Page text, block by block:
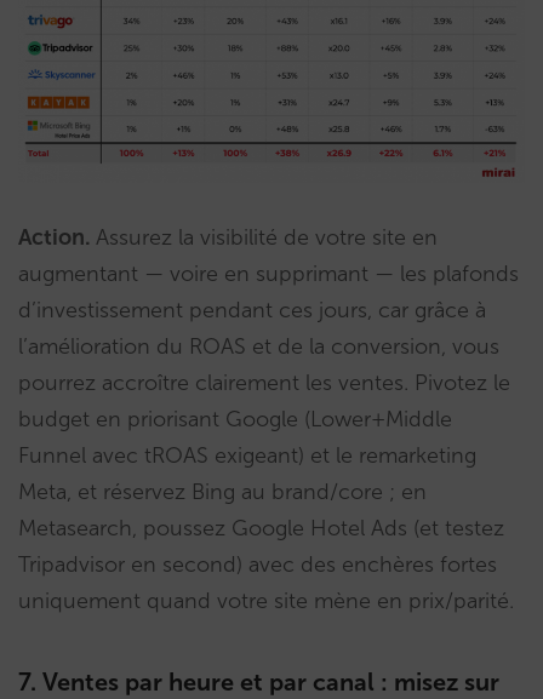
Action. Assurez la visibilité de votre site en
augmentant — voire en supprimant — les plafonds
d’investissement pendant ces jours, car grâce à
l’amélioration du ROAS et de la conversion, vous
pourrez accroître clairement les ventes. Pivotez le
budget en priorisant Google (Lower+Middle
Funnel avec tROAS exigeant) et le remarketing
Meta, et réservez Bing au brand/core ; en
Metasearch, poussez Google Hotel Ads (et testez
Tripadvisor en second) avec des enchères fortes
uniquement quand votre site mène en prix/parité.
7. Ventes par heure et par canal : misez sur